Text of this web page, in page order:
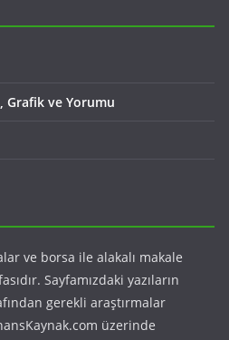
Grafik ve Yorumu
ve borsa ile alakalı makale
Sayfamızdaki yazıların
gerekli araştırmalar
üzerinde